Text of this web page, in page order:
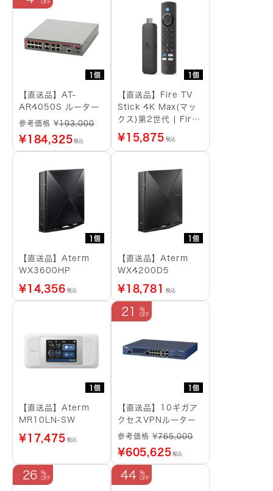
1個
【直送品】AT-
AR4050S ルーター
参考価格 ¥193,000
¥184,325 税込
1個
【直送品】Fire TV
Stick 4K Max(マッ
クス)第2世代 | Fire
TV Stick史上最もパ
ワフル | ストリーミ
¥15,875 税込
1個
【直送品】Aterm
WX3600HP
¥14,356 税込
1個
【直送品】Aterm
WX4200D5
¥18,781 税込
1個
【直送品】Aterm
MR10LN-SW
¥17,475 税込
1個
21
【直送品】10ギガア
クセスVPNルーター
参考価格 ¥765,000
¥605,625 税込
26 44